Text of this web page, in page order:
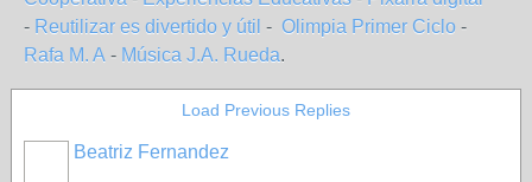
- Reutilizar es divertido y útil - Olimpia Primer Ciclo -
Rafa M. A - Música J.A. Rueda.
Load Previous Replies
Beatriz Fernandez